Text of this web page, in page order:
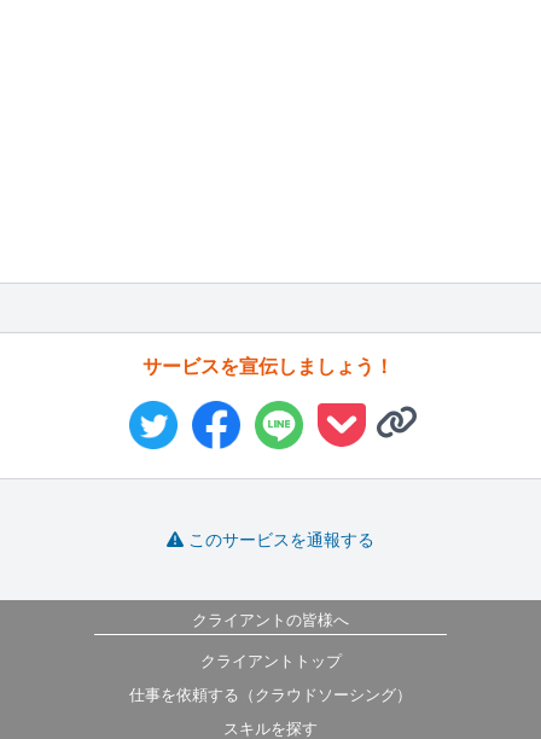
サービスを宣伝しましょう！
このサービスを通報する
クライアントの皆様へ
クライアントトップ
仕事を依頼する（クラウドソーシング）
スキルを探す